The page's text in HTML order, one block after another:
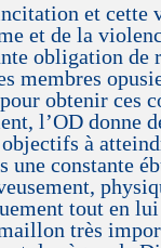
et cette
et de la
obligation de
membres
obtenir ces
l’OD donne
à
une constante
tout en
très